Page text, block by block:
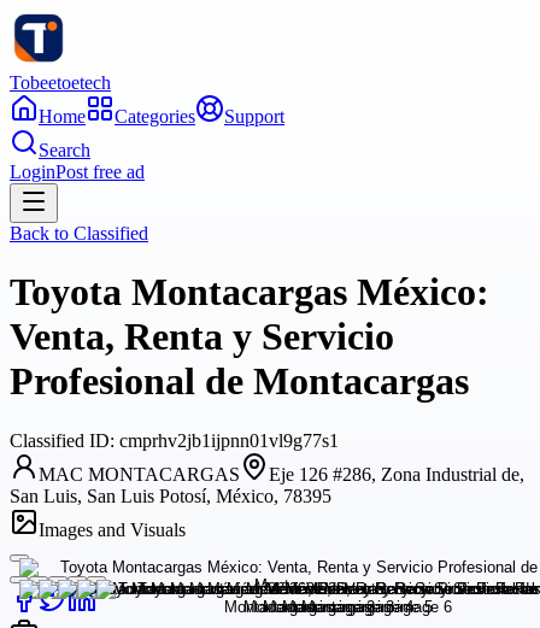
Tobeetoetech
Home
Categories
Support
Search
LoginPost free ad
Back to Classified
Toyota Montacargas México:
Venta, Renta y Servicio
Profesional de Montacargas
Classified ID: cmprhv2jb1ijpnn01vl9g77s1
MAC MONTACARGAS
Eje 126 #286, Zona Industrial de,
San Luis, San Luis Potosí, México, 78395
Images and Visuals